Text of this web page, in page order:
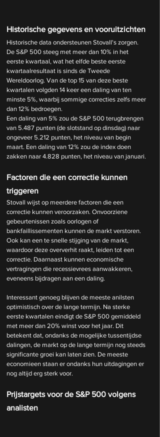
Historische gegevens en vooruitzichten
Historische data ondersteunen Stovall's zorgen.
De S&P 500 steeg met meer dan 10% in het
eerste kwartaal, wat het elfde beste eerste
kwartaalresultaat is sinds de Tweede
Wereldoorlog. Van de top 15 van deze beste
kwartalen volgden 14 keer een daling van ten
minste 5%, waarbij sommige correcties zelfs meer
dan 12% bedroegen.
Een daling van 5% zou de S&P 500 terugbrengen
van 5.487 punten (de slotstand op dinsdag) naar
ongeveer 5.212 punten, het niveau van begin
maart. Een daling van 12% zou de index doen
zakken naar 4.828 punten, het niveau van januari.
Factoren die een correctie kunnen
triggeren
Stovall wijst op meerdere factoren die een
correctie kunnen veroorzaken. Onvoorziene
gebeurtenissen zoals oorlogen of
bankfaillissementen kunnen de markt verstoren.
Ook kan een te snelle stijging van de markt,
waardoor deze oververhit raakt, leiden tot een
correctie. Daarnaast kunnen economische
vertragingen die recessievrees aanwakkeren,
eveneens bijdragen aan een daling.
Interessant genoeg blijven de meeste anilsten
optimistisch over de lange termijn. Na sterke
eerste kwartalen eindigt de S&P 500 gemiddeld
met meer dan 20% winst voor het jaar. Dit
betekent dat, ondanks de mogelijke tussentijdse
dalingen, de markt op de lange termijn nog steeds
significante groei kan laten zien. De meeste
economieen staan er ondanks hun uitdagingen er
nog altijd erg sterk voor.
Prijstargets voor de S&P 500 volgens
analisten